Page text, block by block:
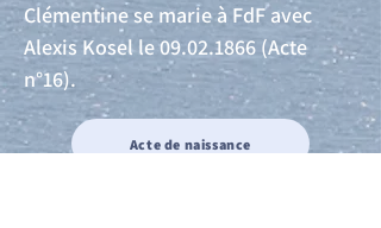
Clémentine se marie à FdF avec
Alexis Kosel le09.02.1866 (Acte
n°16).
Acte de naissance